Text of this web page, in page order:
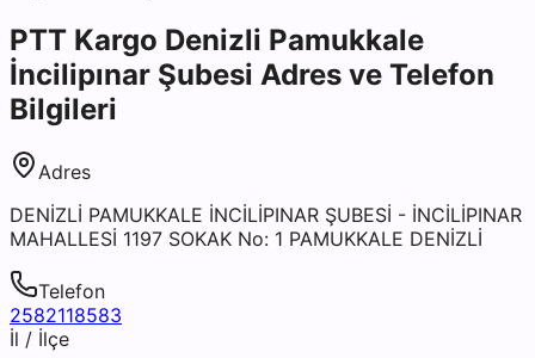
PTT Kargo Denizli Pamukkale
İncilipınar Şubesi Adres ve Telefon
Bilgileri
Adres
DENİZLİ PAMUKKALE İNCİLİPINAR ŞUBESİ - İNCİLİPINAR
MAHALLESİ 1197 SOKAK No: 1 PAMUKKALE DENİZLİ
Telefon
2582118583
İl / İlçe